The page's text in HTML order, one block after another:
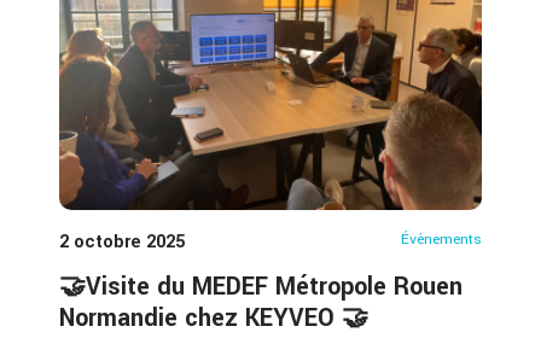
2 octobre 2025 Évènements
🤝Visite du MEDEF Métropole Rouen
Normandie chez KEYVEO 🤝